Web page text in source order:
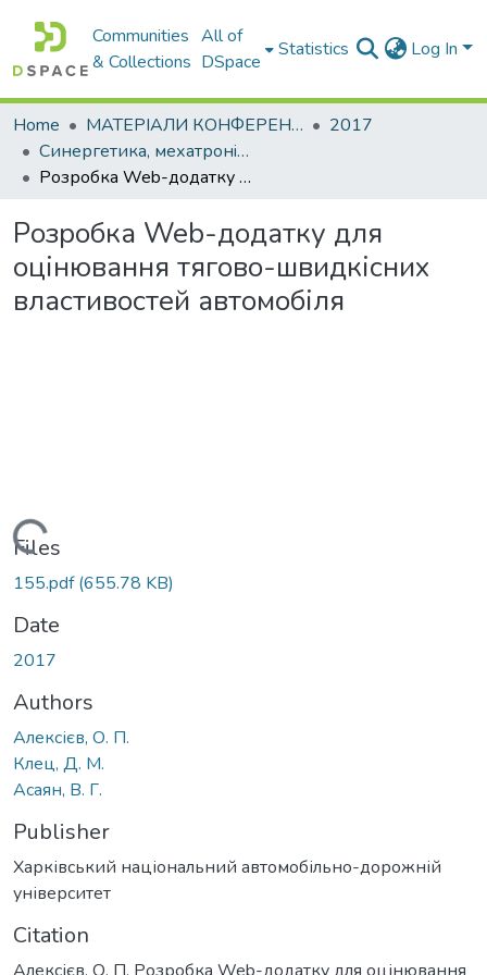
Communities
& Collections
All of
DSpace
Statistics Log In
Home МАТЕРІАЛИ КОНФЕРЕНЦІЙ
2017
Синергетика, мехатронiка, телематика дорожнiх машин i систем у навчальному процесi та науцi
Розробка Web-додатку для оцінювання тягово-швидкісних властивостей автомобіля
Розробка Web-додатку для
оцінювання тягово-швидкісних
властивостей автомобіля
Loading...
Files
155.pdf(655.78 KB)
Date
2017
Authors
Алексієв, О. П.
Клец, Д. М.
Асаян, В. Г.
Publisher
Харківський національний автомобільно-дорожній
університет
Citation